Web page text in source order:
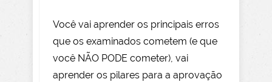
Você vai aprender os principais erros
que os examinados cometem (e que
você NÃO PODE cometer), vai
aprender os pilares para a aprovação